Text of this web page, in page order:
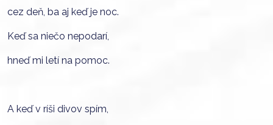
cez deň, ba aj keď je noc.
Keď sa niečo nepodarí,
hneď mi letí na pomoc.
A keď v ríši divov spím,